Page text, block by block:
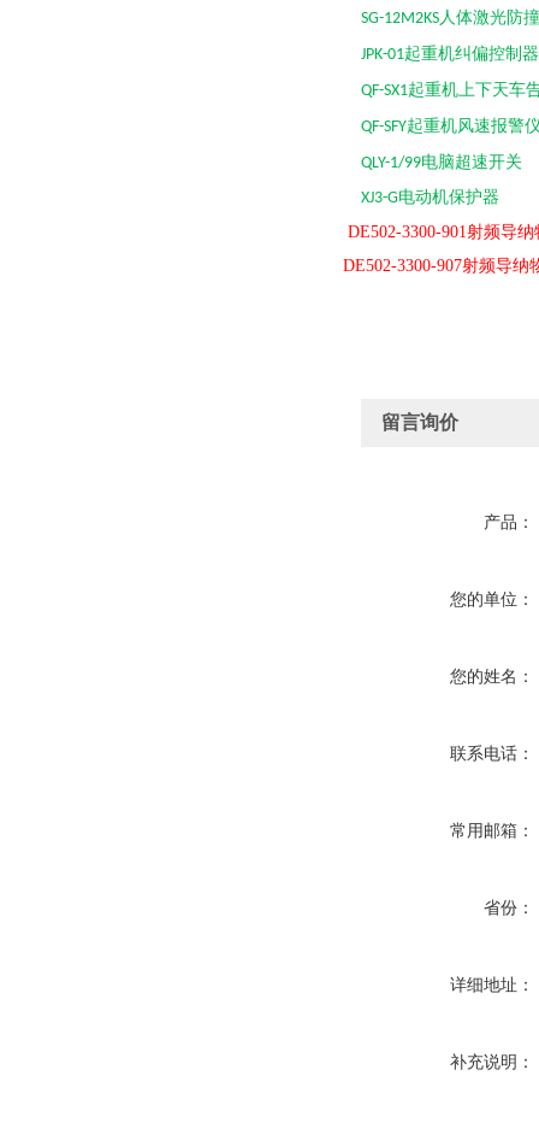
SG-12M2KS人体激光防
JPK-01起重机纠偏控制器
QF-SX1起重机上下天车
QF-SFY起重机风速报警
QLY-1/99电脑超速开关
XJ3-G电动机保
DE502-3300-901射频导
DE502-3300-907射频导纳
留言询价
产品：
您的单位：
您的姓名：
联系电话：
常用邮箱：
省份：
详细地址：
补充说明：